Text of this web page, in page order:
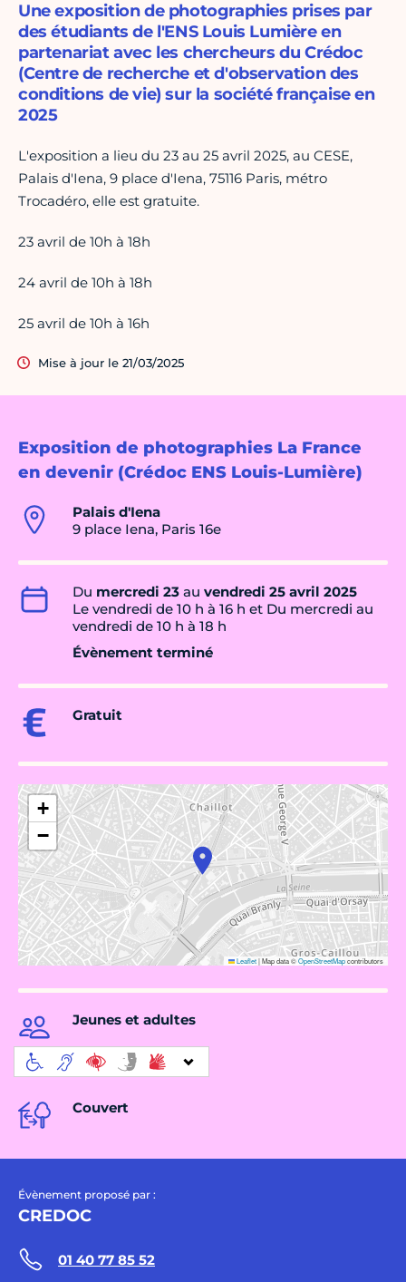
Exposition de photographies La France
en devenir (Crédoc ENS Louis-Lumière)
Palais d'Iena
9 place Iena, Paris 16e
Du mercredi 23 au vendredi 25 avril 2025
Le vendredi de 10 h à 16 h et Du mercredi au
vendredi de 10 h à 18 h
Évènement terminé
Gratuit
+
−
Leaflet|Map data ©OpenStreetMapcontributors
Jeunes et adultes
Couvert
Évènement proposé par :
CREDOC
01 40 77 85 52
Une exposition de photographies prises par
des étudiants de l'ENS Louis Lumière en
partenariat avec les chercheurs du Crédoc
(Centre de recherche et d'observation des
conditions de vie) sur la société française en
2025
L'exposition a lieu du 23 au 25 avril 2025, au CESE,
Palais d'Iena, 9 place d'Iena, 75116 Paris, métro
Trocadéro, elle est gratuite.
23 avril de 10h à 18h
24 avril de 10h à 18h
25 avril de 10h à 16h
Mise à jour le 21/03/2025